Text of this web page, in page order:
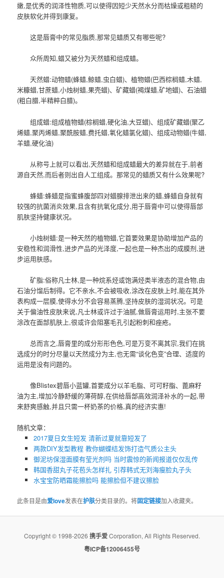
嫩,是优秀的润泽性物质,可以使得因短少天然水分而枯燥或粗糙的
皮肤软化并得到康复。
这是唇膏中的常见脂质,那常见蜡质又有哪些呢?
众所周知,蜡又被分为天然蜡和组成蜡。
天然蜡:动物蜡(蜂蜡,鲸蜡,虫白蜡)、植物蜡(巴西棕榈蜡,木蜡,
米糠蜡,甘蔗蜡,小烛树蜡,果壳蜡)、矿藏蜡(褐煤蜡,矿地蜡)、石油蜡
(粗白腊,半精粹白腊)。
组成蜡:组成植物蜡(棕榈蜡,硬化油,大豆蜡)、组成矿藏蜡(聚乙
烯蜡,聚丙烯蜡,聚酰胺蜡,费托蜡,氧化蜡氯化蜡)、组成动物蜡(牛蜡,
羊蜡,硬化油)
从称号上就可以看出,天然蜡和组成蜡最大的差异就在于,前者
源自天然,而后者则出自人工组成。那常见的蜡质又有什么效果呢?
蜂蜡:蜂蜡是指蜜蜂腹部四对蜡腺排泄出来的蜡,蜂蜡自身就有
较强的抗菌消炎效果,且含有抗氧化成分,用于唇膏中可以使得唇部
肌肤坚持健康状况。
小烛树蜡:是一种天然的植物蜡,它首要效果是协助增加产品的
安稳性和润滑性,进步产品的光泽度,一起也是一种杰出的成膜剂,进
步运用肤感。
矿脂:俗称凡士林,是一种烷系烃或饱满烃类半液态的混合物,由
石油分馏后制得。它不亲水,不会被吸收,涂改在皮肤上时,能在其外
表构成一层膜,使得水分不会容易蒸腾,坚持皮肤的湿润状况。可是
关于偏油性皮肤来说,凡士林或许过于油腻,做唇膏运用时,主张不要
涂改在面部肌肤上,很或许会阻塞毛孔引起粉刺和痤疮。
总而言之,唇膏里的成分形形色色,可是万变不离其宗,我们在挑
选成分的时分尽量以天然成分为主,也无需“谈化色变”合理、适度的
运用是没有问题的。
像Blistex碧唇小蓝罐,首要成分以羊毛脂、可可籽脂、蓖麻籽
油为主,增加冷静舒缓的薄荷醇,在供给唇部高效润泽补水的一起,带
来舒爽感触,并且只需一杯奶茶的价格,真的经济实惠!
随机文章：
2017夏日女生短发 清新过夏就靠短发了
两款DIY发型教程 教你蝴蝶结发饰打造气质公主头
御泥坊保湿面膜有莹光剂吗 当时震惊的新闻报道仅仅乱传
韩国香甜丸子花苞头怎样扎 引荐韩式无刘海瘦脸丸子头
水宝宝防晒霜能擦脸吗 能擦脸但不建议擦脸
此条目是由爱love发表在护肤分类目录的。将固定链接加入收藏夹。
Copyright © 1998-2026 携手爱Corporation, All Rights Reserved.
粤ICP备12006455号